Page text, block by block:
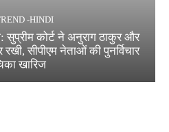
-HINDI
सुप्रीम कोर्ट ने अनुराग ठाकुर और
रखी, सीपीएम नेताओं की पुनर्विचार
खारिज